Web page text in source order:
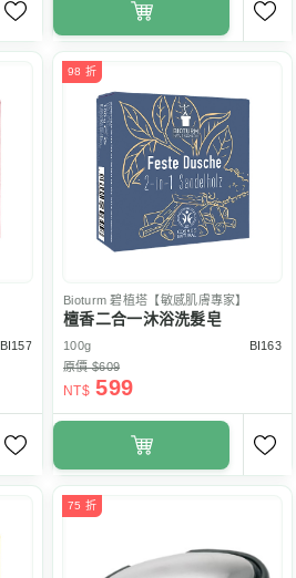
BI157
98 折
Bioturm 碧植塔【敏感肌膚專家】
檀香二合一沐浴洗髮皂
100g
BI163
原價 $609
NT$ 599
75 折